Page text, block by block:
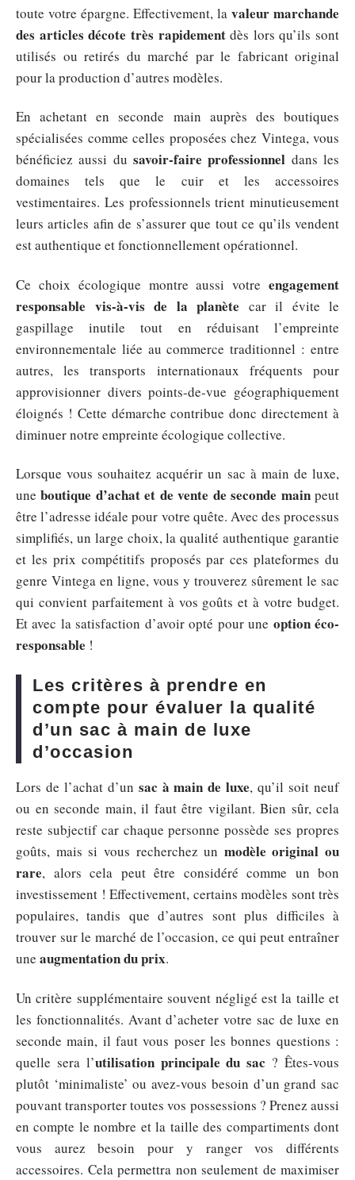
toute votre épargne. Effectivement, la valeur marchande
des articles décote très rapidementdès lors qu’ils sont
utilisés ou retirés du marché par le fabricant original
pour la production d’autres modèles.
En achetant en seconde main auprès des boutiques
spécialisées comme celles proposées chez Vintega, vous
bénéficiez aussi du savoir-faire professionnel dans les
domaines tels que le cuir et les accessoires
vestimentaires. Les professionnels trient minutieusement
leurs articles afin de s’assurer que tout ce qu’ils vendent
est authentique et fonctionnellement opérationnel.
Ce choix écologique montre aussi votre engagement
responsable vis-à-vis de la planète car il évite le
gaspillage inutile tout en réduisant l’empreinte
environnementale liée au commerce traditionnel : entre
autres, les transports internationaux fréquents pour
approvisionner divers points-de-vue géographiquement
éloignés ! Cette démarche contribue donc directement à
diminuer notre empreinte écologique collective.
Lorsque vous souhaitez acquérir un sac à main de luxe,
uneboutique d’achat et de vente de seconde mainpeut
être l’adresse idéale pour votre quête. Avec des processus
simplifiés, un large choix, la qualité authentique garantie
et les prix compétitifs proposés par ces plateformes du
genre Vintega en ligne, vous y trouverez sûrement le sac
qui convient parfaitement à vos goûts et à votre budget.
Et avec la satisfaction d’avoir opté pour une option éco-
responsable !
Les critères à prendre en
compte pour évaluer la qualité
d’un sac à main de luxe
d’occasion
Lors de l’achat d’un sac à main de luxe, qu’il soit neuf
ou en seconde main, il faut être vigilant. Bien sûr, cela
reste subjectif car chaque personne possède ses propres
goûts, mais si vous recherchez un modèle original ou
rare, alors cela peut être considéré comme un bon
investissement ! Effectivement, certains modèles sont très
populaires, tandis que d’autres sont plus difficiles à
trouver sur le marché de l’occasion, ce qui peut entraîner
une augmentation du prix.
Un critère supplémentaire souvent négligé est la taille et
les fonctionnalités. Avant d’acheter votre sac de luxe en
seconde main, il faut vous poser les bonnes questions :
quelle sera l’utilisation principale du sac ? Êtes-vous
plutôt ‘minimaliste’ ou avez-vous besoin d’un grand sac
pouvant transporter toutes vos possessions ? Prenez aussi
en compte le nombre et la taille des compartiments dont
vous aurez besoin pour y ranger vos différents
accessoires. Cela permettra non seulement de maximiser